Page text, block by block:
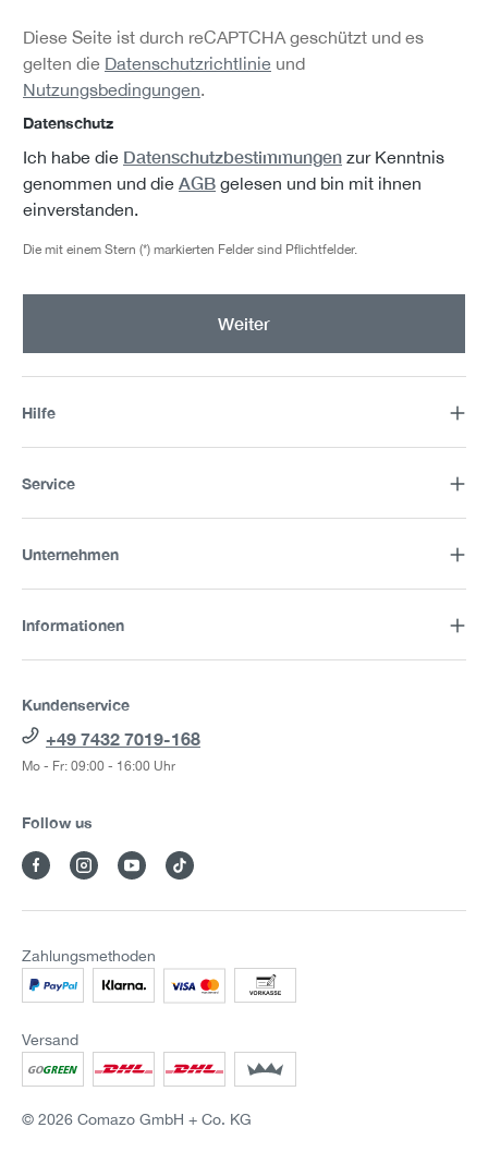
Diese Seite ist durch reCAPTCHA geschützt und es
gelten die Datenschutzrichtlinie und
Nutzungsbedingungen.
Datenschutz
Ich habe die Datenschutzbestimmungen zur Kenntnis
genommen und die AGB gelesen und bin mit ihnen
einverstanden.
Die mit einem Stern (*) markierten Felder sind Pflichtfelder.
Weiter
Hilfe
Service
Unternehmen
Informationen
Kundenservice
+49 7432 7019-168
Mo - Fr: 09:00 - 16:00 Uhr
Follow us
Zahlungsmethoden
Versand
© 2026 Comazo GmbH + Co. KG